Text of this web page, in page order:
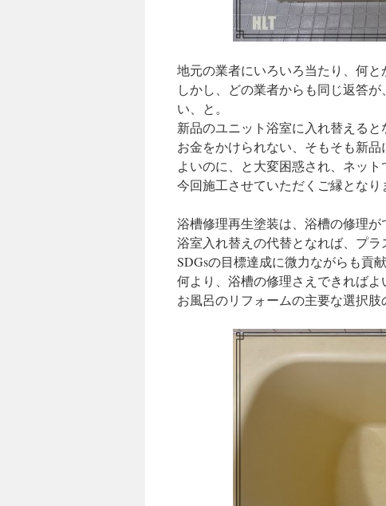
地元の業者にいろいろ当たり、何と
しかし、どの業者からも同じ返答
い、と。
新品のユニット浴室に入れ替える
お金をかけられない、そもそも新
よいのに、と大変困惑され、ネット
今回施工させていただくご縁となり
浴槽修理再生塗装は、浴槽の修理が
浴室入れ替えの代替となれば、プラ
SDGsの目標達成に微力ながらも貢
何より、浴槽の修理さえできればよ
お風呂のリフォームの主要な選択肢